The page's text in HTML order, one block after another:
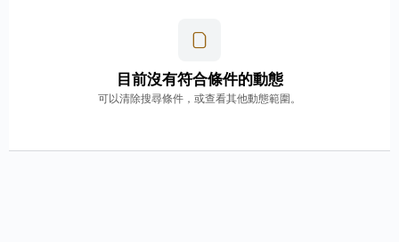
目前沒有符合條件的動態
可以清除搜尋條件，或查看其他動態範圍。